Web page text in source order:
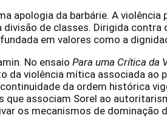
apologia da barbárie. A
de classes. Dirigida
em valores como a
No ensaio Para uma Crítica da
violência mítica associada ao
da ordem histórica
associam Sorel ao
os mecanismos de dominação